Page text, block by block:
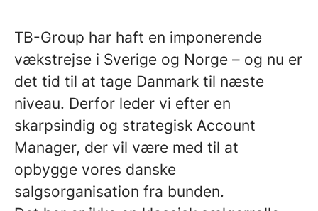
TB-Group har haft en imponerende
vækstrejse i Sverige og Norge – og nu er
det tid til at tage Danmark til næste
niveau. Derfor leder vi efter en
skarpsindig og strategisk Account
Manager, der vil være med til at
opbygge vores danske
salgsorganisation fra bunden.